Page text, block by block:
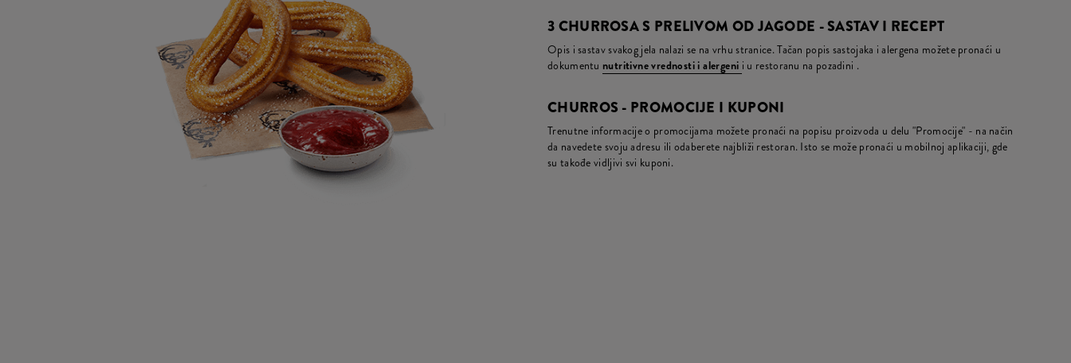
3 CHURROSA S PRELIVOM OD JAGODE - SASTAV I RECEPT
Opis i sastav svakog jela nalazi se na vrhu stranice. Tačan popis sastojaka i alergena možete pronaći u
dokumentu nutritivne vrednosti i alergeni i u restoranu na pozadini .
CHURROS - PROMOCIJE I KUPONI
Trenutne informacije o promocijama možete pronaći na popisu proizvoda u delu "Promocije" - na način
da navedete svoju adresu ili odaberete najbliži restoran. Isto se može pronaći u mobilnoj aplikaciji, gde
su takođe vidljivi svi kuponi.